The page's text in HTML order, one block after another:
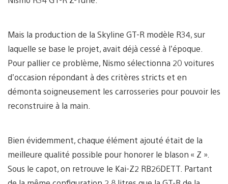
Mais la production de la Skyline GT-R modèle R34, sur
laquelle se base le projet, avait déjà cessé à l’époque.
Pour pallier ce problème, Nismo sélectionna 20 voitures
d’occasion répondant à des critères stricts et en
démonta soigneusement les carrosseries pour pouvoir les
reconstruire à la main.
Bien évidemment, chaque élément ajouté était de la
meilleure qualité possible pour honorer le blason « Z ».
Sous le capot, on retrouve le Kai-Z2 RB26DETT. Partant